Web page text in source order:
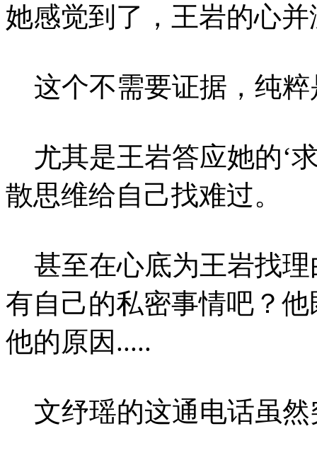
她感觉到了，王岩的心
这个不需要证据，纯粹
尤其是王岩答应她的‘
散思维给自己找难过。
甚至在心底为王岩找理
有自己的私密事情吧？
他的原因.....
文纾瑶的这通电话虽然